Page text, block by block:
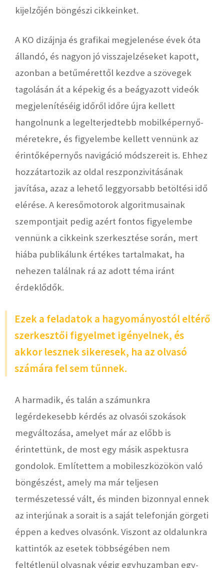
kijelzőjén böngészi cikkeinket.
A KO dizájnja és grafikai megjelenése évek óta
állandó, és nagyon jó visszajelzéseket kapott,
azonban a betűmérettől kezdve a szövegek
tagolásán át a képekig és a beágyazott videók
megjelenítéséig időről időre újra kellett
hangolnunk a legelterjedtebb mobilképernyő-
méretekre, és figyelembe kellett vennünk az
érintőképernyős navigáció módszereit is. Ehhez
hozzátartozik az oldal reszponzivitásának
javítása, azaz a lehető leggyorsabb betöltési idő
elérése. A keresőmotorok algoritmusainak
szempontjait pedig azért fontos figyelembe
vennünk a cikkeink szerkesztése során, mert
hiába publikálunk értékes tartalmakat, ha
nehezen találnak rá az adott téma iránt
érdeklődők.
Ezek a feladatok a hagyományostól eltérő
szerkesztői figyelmet igényelnek, és
akkor lesznek sikeresek, ha az olvasó
számára fel sem tűnnek.
A harmadik, és talán a számunkra
legérdekesebb kérdés az olvasói szokások
megváltozása, amelyet már az előbb is
érintettünk, de most egy másik aspektusra
gondolok. Említettem a mobileszközökön való
böngészést, amely ma már teljesen
természetessé vált, és minden bizonnyal ennek
az interjúnak a sorait is a saját telefonján görgeti
éppen a kedves olvasónk. Viszont az oldalunkra
kattintók az esetek többségében nem
feltétlenül olvasnak végig egyhuzamban egy-